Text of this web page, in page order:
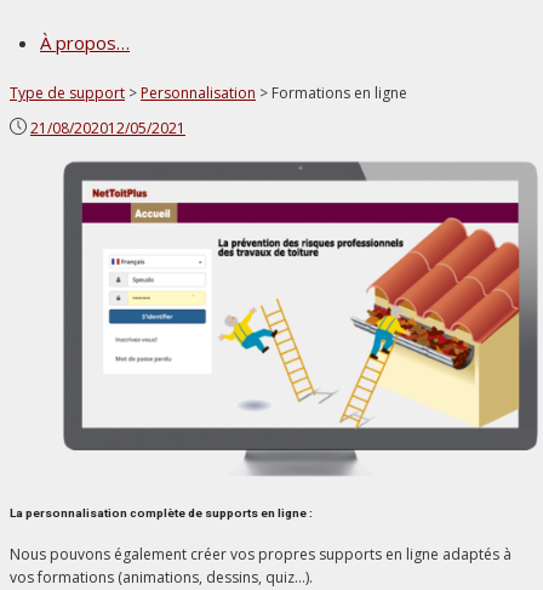
À propos…
Type de support > Personnalisation > Formations en ligne
Publié21/08/202012/05/2021
La personnalisation complète de supports en ligne :
Nous pouvons également créer vos propres supports en ligne adaptés à
vos formations (animations, dessins, quiz…).